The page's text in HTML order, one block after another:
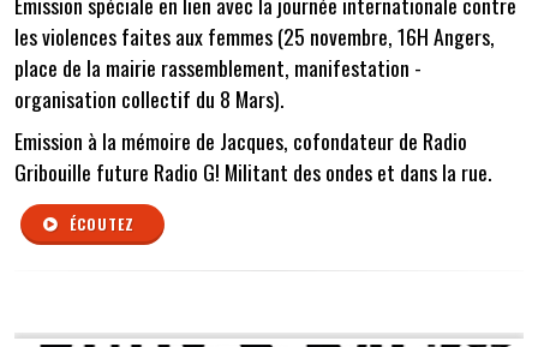
les violences faites aux femmes (25 novembre, 16H Angers,
place de la mairie rassemblement, manifestation -
organisation collectif du 8 Mars).
Emission à la mémoire de Jacques, cofondateur de Radio
Gribouille future Radio G! Militant des ondes et dans la rue.
ÉCOUTEZ